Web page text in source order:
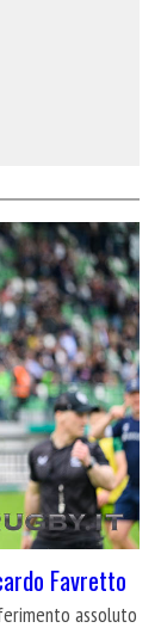
Favretto
assoluto